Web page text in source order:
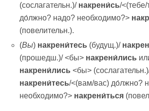
(сослагательн.)/накрени́сь/<(тебе/
до́лжно? надо? необходимо?>
(повелительн.).
(Вы) накрени́тесь (будущ.)/
(прошедш.)/ <бы> накрени́лись
накрени́лись <бы>
накрени́тесь/<(вам/вас) до́лжно?
необходимо?> накрени́ться